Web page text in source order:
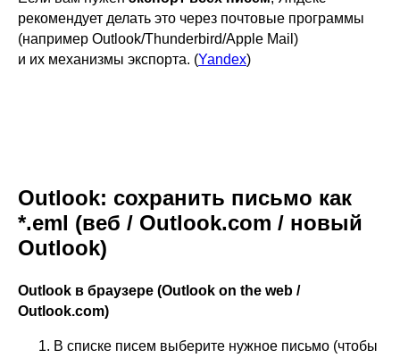
рекомендует делать это через почтовые программы
(например Outlook/Thunderbird/Apple Mail)
и их механизмы экспорта. (Yandex)
Outlook: сохранить письмо как
*.eml (веб / Outlook.com / новый
Outlook)
Outlook в браузере (Outlook on the web /
Outlook.com)
В списке писем выберите нужное письмо (чтобы